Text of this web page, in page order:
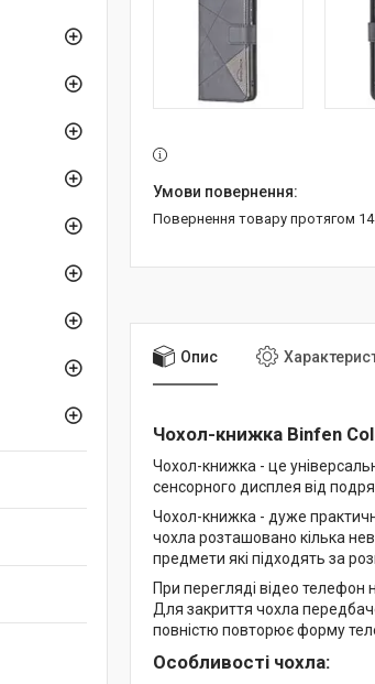
повернення товару протягом 14
Опис
Чохол-книжка Binfen
Чохол-книжка - це
сенсорного дисплея від
Чохол-книжка - дуже
чохла розташовано кілька
предмети які підходять за
При перегляді відео телефон
Для закриття чохла
повністю повторює форму
Особливості чохла: